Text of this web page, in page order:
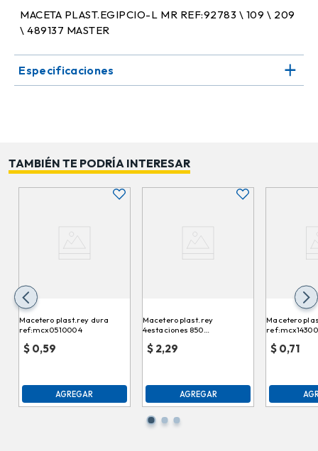
MACETA PLAST.EGIPCIO-L MR REF:92783 \ 109 \ 209
\ 489137 MASTER
Especificaciones
TAMBIÉN TE PODRÍA INTERESAR
Macetero plast.rey dura
ref:mcx051000 4
$ 0,59
AGREGAR
Macetero plast.rey
4estaciones 850
$ 2,29
AGREGAR
Macetero
$ 0,71